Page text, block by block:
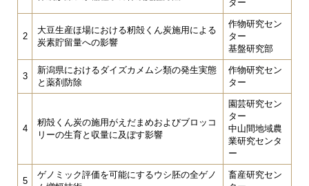
ター
2
大豆生産ほ場における籾殻くん炭施用による
炭素貯留量への影響
作物研究セン
ター
基盤研究部
3
新潟県におけるダイズカメムシ類の発生実態
と薬剤防除
作物研究セン
ター
4
籾殻くん炭の施用がえだまめおよびブロッコ
リーの生育と収量に及ぼす影響
園芸研究セン
ター
中山間地域農
業研究センタ
ー
5
ゲノミック評価を可能にするウシ胚の全ゲノ
畜産研究セン